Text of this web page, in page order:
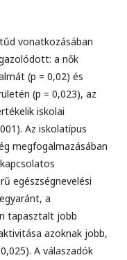
vonatkozásában
a nők
(p = 0,02) és
(p = 0,023), az
iskolai
Az iskolatípus
megfogalmazásában
egészségnevelési
a
tapasztalt jobb
azoknak jobb,
A válaszadók